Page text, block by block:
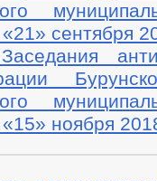
сентября
ноября